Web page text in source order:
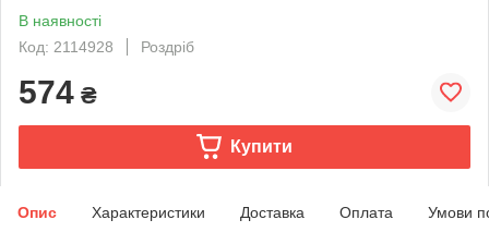
В наявності
Код: 2114928
Роздріб
574 ₴
Купити
Опис Характеристики Доставка Оплата Умови